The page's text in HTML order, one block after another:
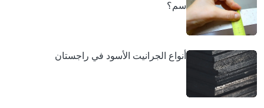
سم؟
أنواع الجرانيت الأسود في راجستان